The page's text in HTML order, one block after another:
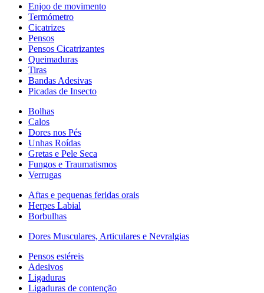
Enjoo de movimento
Termómetro
Cicatrizes
Pensos
Pensos Cicatrizantes
Queimaduras
Tiras
Bandas Adesivas
Picadas de Insecto
Bolhas
Calos
Dores nos Pés
Unhas Roídas
Gretas e Pele Seca
Fungos e Traumatismos
Verrugas
Aftas e pequenas feridas orais
Herpes Labial
Borbulhas
Dores Musculares, Articulares e Nevralgias
Pensos estéreis
Adesivos
Ligaduras
Ligaduras de contenção